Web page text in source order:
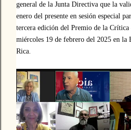
general de la Junta Directiva que la
enero del presente en sesión especial
tercera edición del Premio de la Crítica
miércoles 19 de febrero del 2025 en la
Rica.